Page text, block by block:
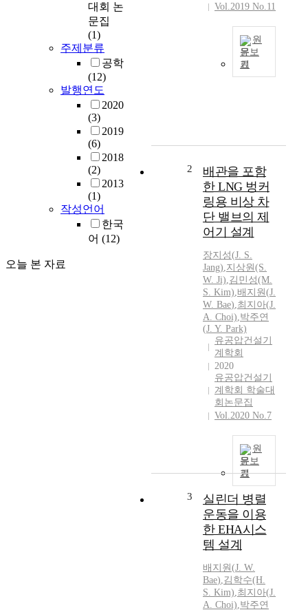
대회 논
문집
(1)
주제분류
공학
(12)
발행연도
2020
(3)
2019
(6)
2018
(2)
2013
(1)
작성언어
한국
어 (12)
오늘 본 자료
Vol.2019 No.11
원
문보
기
2
배관을 포함
한 LNG 벙커
링용 비상 차
단 밸브의 제
어기 설계
장지성(J. S.
Jang),지상원(S.
W. Ji),김민성(M.
S. Kim),배지원(J.
W. Bae),최지아(J.
A. Choi),박주연
(J. Y. Park)
유공압건설기
계학회
2020
유공압건설기
계학회 학술대
회논문집
Vol.2020 No.7
원
문보
기
3
실린더 병렬
운동을 이용
한 EHA시스
템 설계
배지원(J. W.
Bae),김학수(H.
S. Kim),최지아(J.
A. Choi),박주연